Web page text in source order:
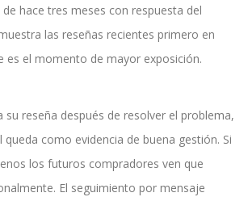
hace tres meses con respuesta del
las reseñas recientes primero en
es el momento de mayor exposición.
su reseña después de resolver el problema,
como evidencia de buena gestión. Si
los futuros compradores ven que
El seguimiento por mensaje